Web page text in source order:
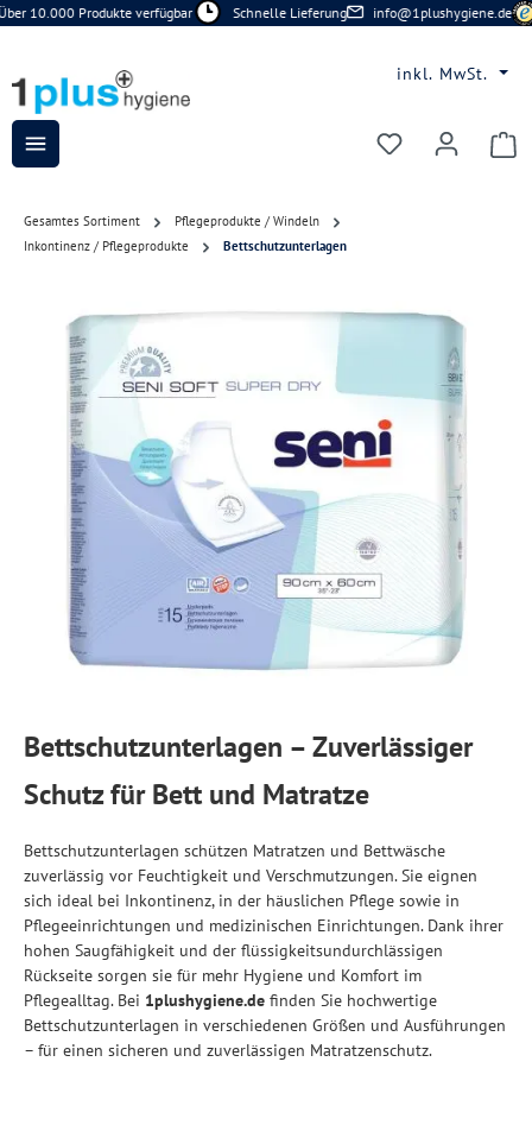
Zum Hauptinhalt springen
10.000 Produkte verfügbar Schnelle Lieferung info@1plushygiene.de
inkl. MwSt.
Du hast 0
Gesamtes Sortiment
Pflegeprodukte / Windeln
Inkontinenz / Pflegeprodukte
Bettschutzunterlagen
Bettschutzunterlagen – Zuverlässiger
Schutz für Bett und Matratze
Bettschutzunterlagen schützen Matratzen und Bettwäsche
zuverlässig vor Feuchtigkeit und Verschmutzungen. Sie eignen
sich ideal bei Inkontinenz, in der häuslichen Pflege sowie in
Pflegeeinrichtungen und medizinischen Einrichtungen. Dank ihrer
hohen Saugfähigkeit und der flüssigkeitsundurchlässigen
Rückseite sorgen sie für mehr Hygiene und Komfort im
Pflegealltag. Bei 1plushygiene.de finden Sie hochwertige
Bettschutzunterlagen in verschiedenen Größen und Ausführungen
– für einen sicheren und zuverlässigen Matratzenschutz.